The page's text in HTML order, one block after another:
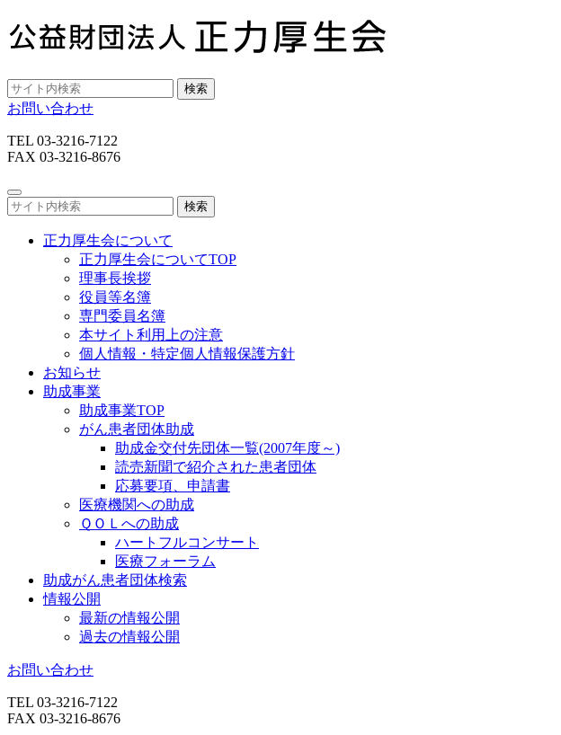
検索
お問い合わせ
TEL 03-3216-7122
FAX 03-3216-8676
検索
正力厚生会について
正力厚生会についてTOP
理事長挨拶
役員等名簿
専門委員名簿
本サイト利用上の注意
個人情報・特定個人情報保護方針
お知らせ
助成事業
助成事業TOP
がん患者団体助成
助成金交付先団体一覧(2007年度～)
読売新聞で紹介された患者団体
応募要項、申請書
医療機関への助成
ＱＯＬへの助成
ハートフルコンサート
医療フォーラム
助成がん患者団体検索
情報公開
最新の情報公開
過去の情報公開
お問い合わせ
TEL 03-3216-7122
FAX 03-3216-8676